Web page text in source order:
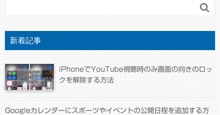

新着記事
iPhoneでYouTube視聴時のみ画面の向きのロッ
クを解除する方法
Googleカレンダーにスポーツやイベントの公開日程を追加する方